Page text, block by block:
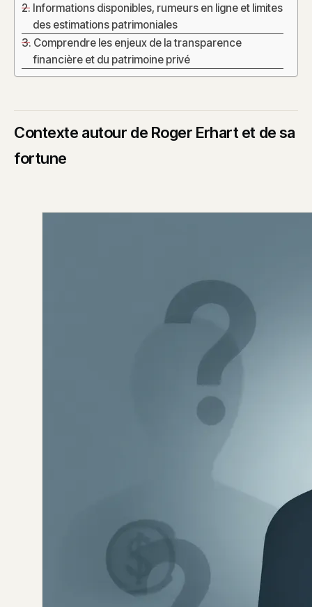
Informations disponibles, rumeurs en ligne et limites
des estimations patrimoniales
Comprendre les enjeux de la transparence
financière et du patrimoine privé
Contexte autour de Roger Erhart et de sa
fortune